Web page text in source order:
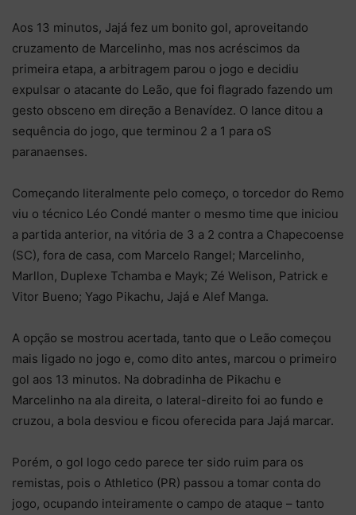
Aos 13 minutos, Jajá fez um bonito gol, aproveitando
cruzamento de Marcelinho, mas nos acréscimos da
primeira etapa, a arbitragem parou o jogo e decidiu
expulsar o atacante do Leão, que foi flagrado fazendo um
gesto obsceno em direção a Benavídez. O lance ditou a
sequência do jogo, que terminou 2 a 1 para oS
paranaenses.
Começando literalmente pelo começo, o torcedor do Remo
viu o técnico Léo Condé manter o mesmo time que iniciou
a partida anterior, na vitória de 3 a 2 contra a Chapecoense
(SC), fora de casa, com Marcelo Rangel; Marcelinho,
Marllon, Duplexe Tchamba e Mayk; Zé Welison, Patrick e
Vitor Bueno; Yago Pikachu, Jajá e Alef Manga.
A opção se mostrou acertada, tanto que o Leão começou
mais ligado no jogo e, como dito antes, marcou o primeiro
gol aos 13 minutos. Na dobradinha de Pikachu e
Marcelinho na ala direita, o lateral-direito foi ao fundo e
cruzou, a bola desviou e ficou oferecida para Jajá marcar.
Porém, o gol logo cedo parece ter sido ruim para os
remistas, pois o Athletico (PR) passou a tomar conta do
jogo, ocupando inteiramente o campo de ataque – tanto